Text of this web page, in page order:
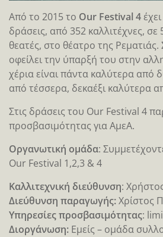
Από το 2015 το Our Festival 4
δράσεις, από 352 καλλιτέχνες, σε
θεατές, στο θέατρο της
οφείλει την ύπαρξή του στην
χέρια είναι πάντα καλύτερα από
από τέσσερα, δεκαέξι καλύτερα
Στις δράσεις του Our Festival 4
προσβασιμότητας για ΑμεΑ.
Οργανωτική ομάδα:
Our Festival 1,2,3 & 4
Καλλιτεχνική διεύθυνση:
Διεύθυνση παραγωγής:Χρίστος
Υπηρεσίες προσβασιμότητας:
Διοργάνωση: Εμείς – ομάδα